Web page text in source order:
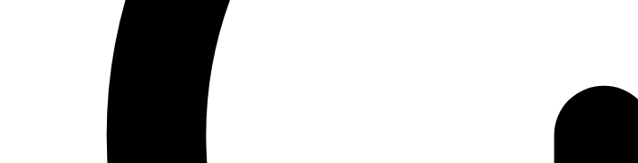
Connaître les différentes méthodes de distribution
Connaître les propriétés de l'installation hydrocâblée
Identifier les différents appareils de chauffage
Connaître les caractéristiques et composants du ballon
Comprendre le bouclage ECS
Identifier les raccords d'alimentation